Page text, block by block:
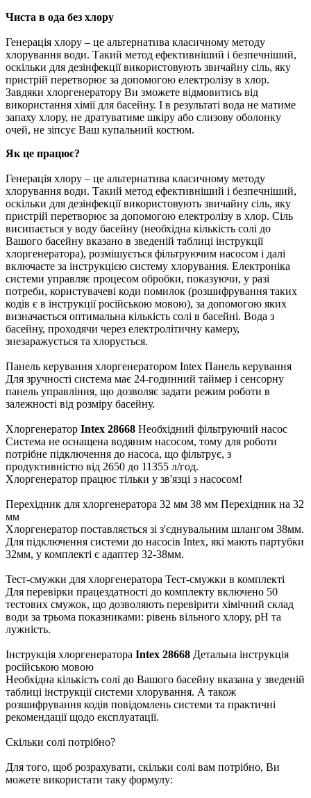
Чиста в ода без хлору
Генерація хлору – це альтернатива класичному методу
хлорування води. Такий метод ефективніший і безпечніший,
оскільки для дезінфекції використовують звичайну сіль, яку
пристрій перетворює за допомогою електролізу в хлор.
Завдяки хлоргенератору Ви зможете відмовитись від
використання хімії для басейну. І в результаті вода не матиме
запаху хлору, не дратуватиме шкіру або слизову оболонку
очей, не зіпсує Ваш купальний костюм.
Як це працює?
Генерація хлору – це альтернатива класичному методу
хлорування води. Такий метод ефективніший і безпечніший,
оскільки для дезінфекції використовують звичайну сіль, яку
пристрій перетворює за допомогою електролізу в хлор. Сіль
висипається у воду басейну (необхідна кількість солі до
Вашого басейну вказано в зведеній таблиці інструкції
хлоргенератора), розмішується фільтруючим насосом і далі
включаєте за інструкцією систему хлорування. Електроніка
системи управляє процесом обробки, показуючи, у разі
потреби, користувачеві коди помилок (розшифрування таких
кодів є в інструкції російською мовою), за допомогою яких
визначається оптимальна кількість солі в басейні. Вода з
басейну, проходячи через електролітичну камеру,
знезаражується та хлорується.
Панель керування хлоргенератором Intex Панель керування
Для зручності система має 24-годинний таймер і сенсорну
панель управління, що дозволяє задати режим роботи в
залежності від розміру басейну.
Хлоргенератор Intex 28668 Необхідний фільтруючий насос
Система не оснащена водяним насосом, тому для роботи
потрібне підключення до насоса, що фільтрує, з
продуктивністю від 2650 до 11355 л/год.
Хлоргенератор працює тільки у зв'язці з насосом!
Перехідник для хлоргенератора 32 мм 38 мм Перехідник на 32
мм
Хлоргенератор поставляється зі з'єднувальним шлангом 38мм.
Для підключення системи до насосів Intex, які мають партубки
32мм, у комплекті є адаптер 32-38мм.
Тест-смужки для хлоргенератора Тест-смужки в комплекті
Для перевірки працездатності до комплекту включено 50
тестових смужок, що дозволяють перевірити хімічний склад
води за трьома показниками: рівень вільного хлору, pH та
лужність.
Інструкція хлоргенератора Intex 28668 Детальна інструкція
російською мовою
Необхідна кількість солі до Вашого басейну вказана у зведеній
таблиці інструкції системи хлорування. А також
розшифрування кодів повідомлень системи та практичні
рекомендації щодо експлуатації.
Скільки солі потрібно?
Для того, щоб розрахувати, скільки солі вам потрібно, Ви
можете використати таку формулу: